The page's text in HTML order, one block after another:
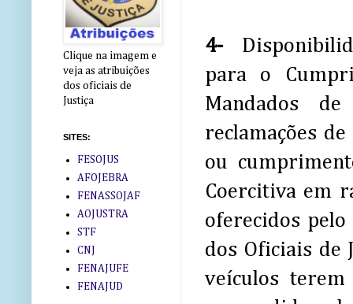
4-
para o
Mandados
reclamações
ou
Coercitiva em
oferecidos
dos Oficiais de
veículos
Clique na imagem e
veja as atribuições
dos oficiais de
Justiça
SITES:
FESOJUS
AFOJEBRA
FENASSOJAF
AOJUSTRA
STF
CNJ
FENAJUFE
FENAJUD